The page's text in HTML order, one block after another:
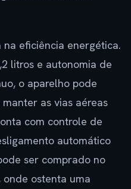
eficiência energética.
litros e autonomia de
o aparelho pode
as vias aéreas
com controle de
automático
ser comprado no
ostenta uma